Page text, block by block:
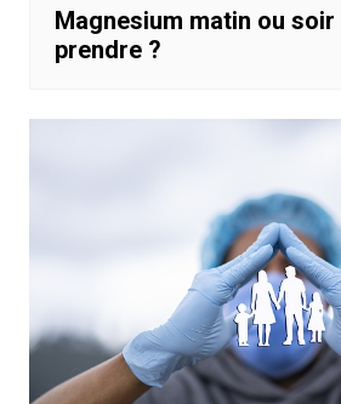
Magnesium matin ou soir
prendre ?